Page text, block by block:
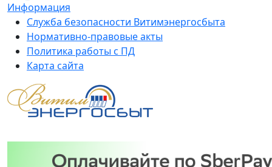
Информация
Служба безопасности Витимэнергосбыта
Нормативно-правовые акты
Политика работы с ПД
Карта сайта